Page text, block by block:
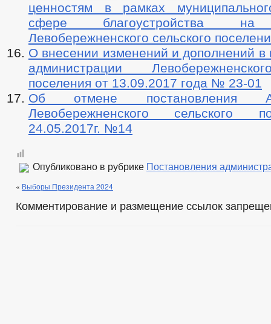
ценностям в рамках
сфере благоустройства на
Левобережненского сельского
О внесении изменений и дополнений в
администрации
поселения от 13.09.2017 года № 23-01
Об отмене постановления
Левобережненского сельского
24.05.2017г. №14
Опубликовано в рубрике Постановления
« Выборы Президента 2024
Комментирование и размещение ссылок